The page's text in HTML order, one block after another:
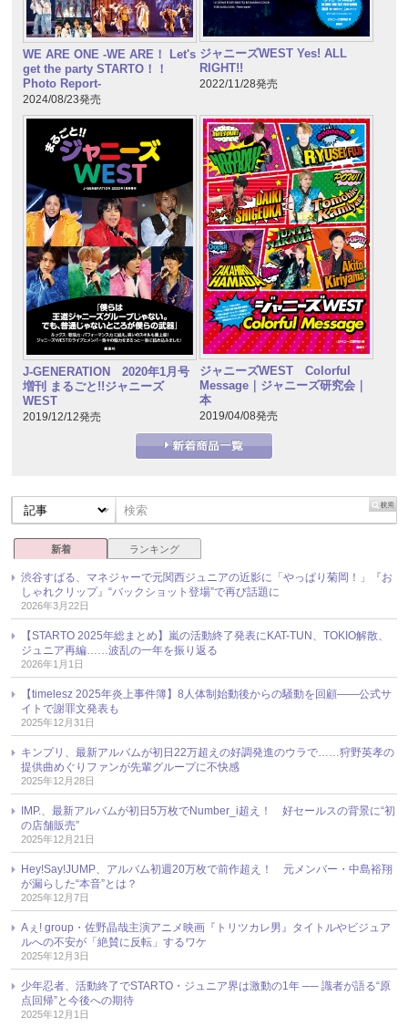
WE ARE ONE -WE ARE！ Let's
get the party STARTO！！
Photo Report-
2024/08/23発売
ジャニーズWEST Yes! ALL
RIGHT!!
2022/11/28発売
J-GENERATION 2020年1月号
増刊 まるごと!!ジャニーズ
WEST
2019/12/12発売
ジャニーズWEST Colorful
Message｜ジャニーズ研究会｜
本
2019/04/08発売
新着 ランキング
渋谷すばる、マネジャーで元関西ジュニアの近影に「やっぱり菊岡！」『お
しゃれクリップ』“バックショット登場”で再び話題に
2026年3月22日
【STARTO 2025年総まとめ】嵐の活動終了発表にKAT-TUN、TOKIO解散、
ジュニア再編……波乱の一年を振り返る
2026年1月1日
【timelesz 2025年炎上事件簿】8人体制始動後からの騒動を回顧――公式サ
イトで謝罪文発表も
2025年12月31日
キンプリ、最新アルバムが初日22万超えの好調発進のウラで……狩野英孝の
提供曲めぐりファンが先輩グループに不快感
2025年12月28日
IMP.、最新アルバムが初日5万枚でNumber_i超え！ 好セールスの背景に“初
の店舗販売”
2025年12月21日
Hey!Say!JUMP、アルバム初週20万枚で前作超え！ 元メンバー・中島裕翔
が漏らした“本音”とは？
2025年12月7日
Aぇ! group・佐野晶哉主演アニメ映画『トリツカレ男』タイトルやビジュア
ルへの不安が「絶賛に反転」するワケ
2025年12月3日
少年忍者、活動終了でSTARTO・ジュニア界は激動の1年 ── 識者が語る“原
点回帰”と今後への期待
2025年12月1日